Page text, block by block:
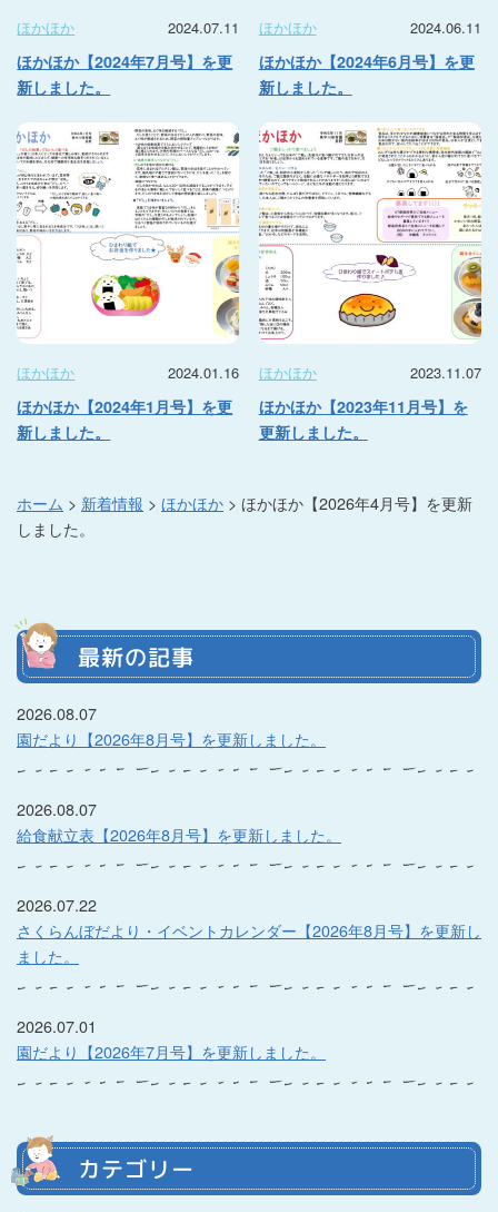
ほかほか 2024.07.11
ほかほか【2024年7月号】を更
新しました。
ほかほか 2024.06.11
ほかほか【2024年6月号】を更
新しました。
ほかほか 2024.01.16
ほかほか【2024年1月号】を更
新しました。
ほかほか 2023.11.07
ほかほか【2023年11月号】を
更新しました。
ホーム > 新着情報 > ほかほか > ほかほか【2026年4月号】を更新
しました。
最新の記事
2026.08.07
園だより【2026年8月号】を更新しました。
2026.08.07
給食献立表【2026年8月号】を更新しました。
2026.07.22
さくらんぼだより・イベントカレンダー【2026年8月号】を更新し
ました。
2026.07.01
園だより【2026年7月号】を更新しました。
カテゴリー